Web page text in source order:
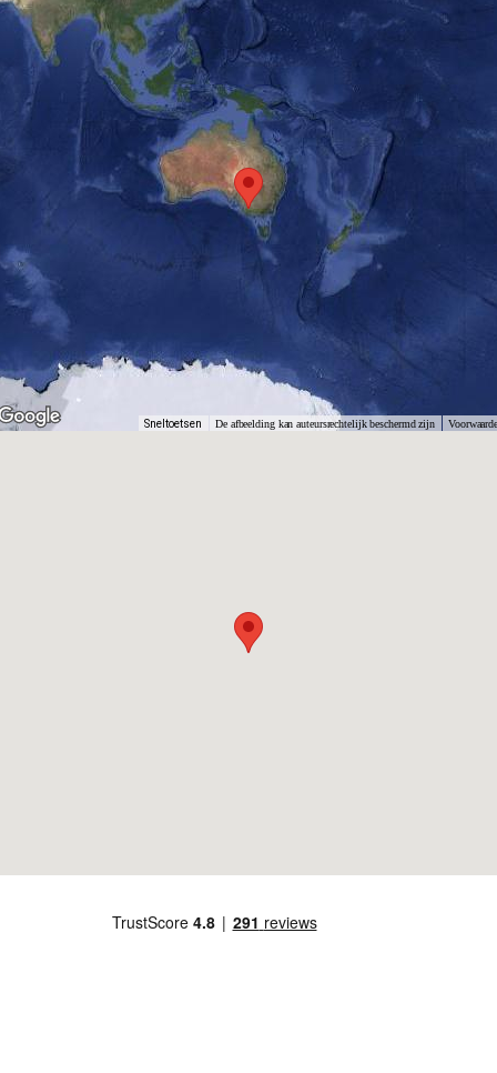
Sneltoetsen De afbeelding kan auteursrechtelijk beschermd zijn